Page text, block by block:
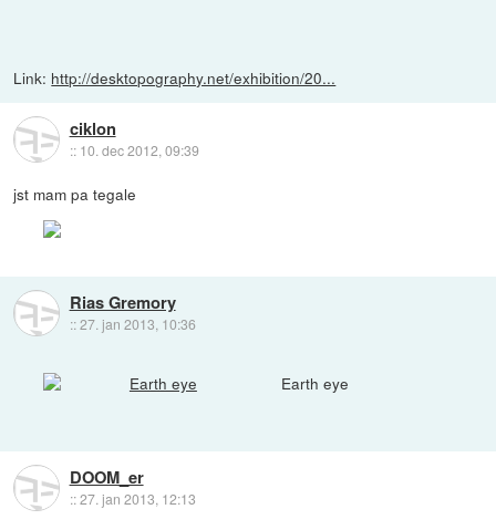
Link: http://desktopography.net/exhibition/20...
ciklon
:: 10. dec 2012, 09:39
jst mam pa tegale
Rias Gremory
::27. jan 2013, 10:36
Earth eye
DOOM_er
::27. jan 2013, 12:13